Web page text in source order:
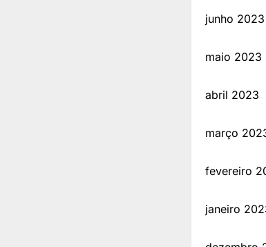
junho 2023
maio 2023
abril 2023
março
fevereiro
janeiro